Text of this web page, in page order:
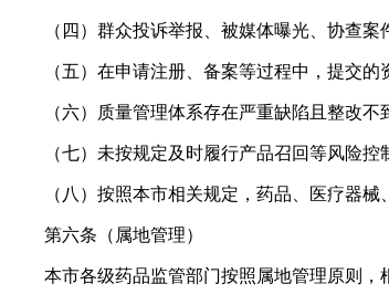
（四）群众投诉举报、被媒体曝光、协查案
（五）在申请注册、备案等过程中，提交
（六）质量管理体系存在严重缺陷且整改不
（七）未按规定及时履行产品召回等风险
（八）按照本市相关规定，药品、医疗器
第六条（属地管理）
本市各级药品监管部门按照属地管理原则，